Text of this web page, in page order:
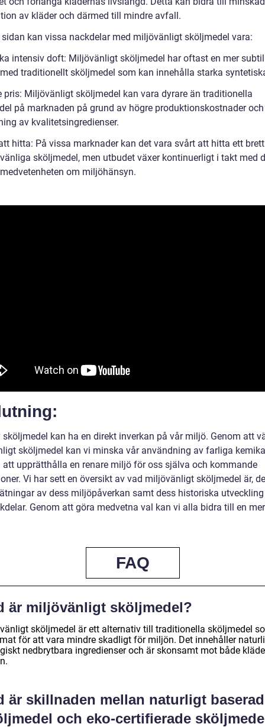
av kläder och därmed till mindre avfall.
sidan kan vissa nackdelar med miljövänligt sköljmedel vara:
intensiv doft: Miljövänligt sköljmedel har oftast en mer
traditionellt sköljmedel som kan innehålla starka
pris: Miljövänligt sköljmedel kan vara dyrare än traditionella
på marknaden på grund av högre produktionskostnader och
av kvalitetsingredienser.
hitta: På vissa marknader kan det vara svårt att hitta ett
sköljmedel, men utbudet växer kontinuerligt i takt med
om miljöhänsyn.
sköljmedel kan ha en direkt inverkan på vår miljö. Genom att
sköljmedel kan vi minska vår användning av farliga
upprätthålla en renare miljö för oss själva och kommande
Vi har sett en översikt av vad miljövänligt sköljmedel är,
av dess miljöpåverkan samt dess historiska
Genom att göra medvetna val kan vi alla bidra till en
FAQ
är miljövänligt sköljmedel?
sköljmedel är ett alternativ till traditionella sköljmedel
för att vara mindre skadligt för miljön. Det innehåller
nedbrytbara ingredienser och är skonsamt mot både
är skillnaden mellan naturligt
och eko-certifierade